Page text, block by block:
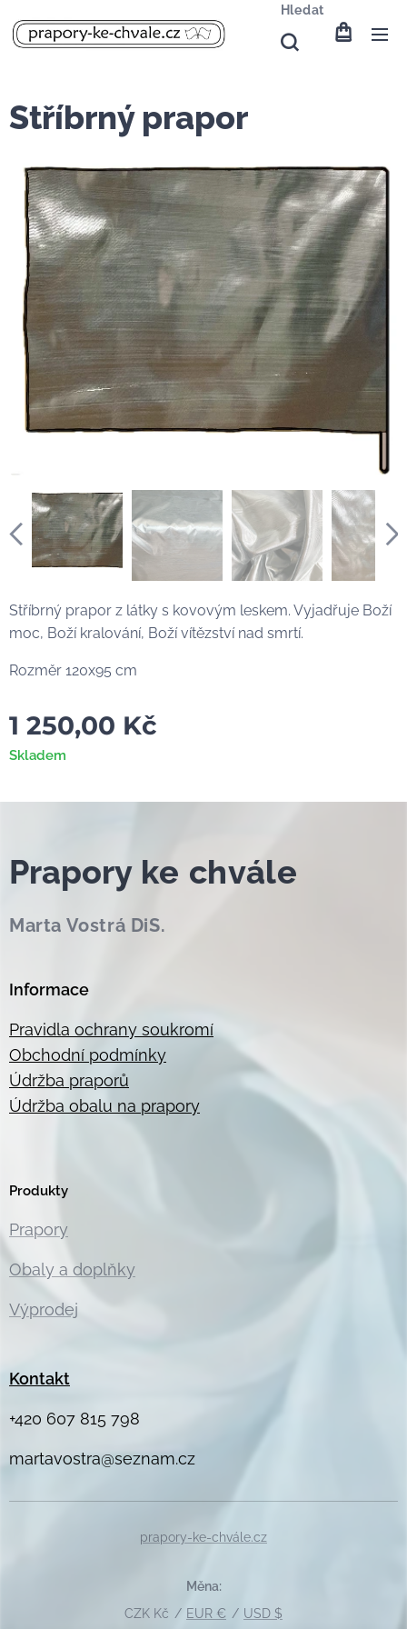
Hledat
Stříbrný prapor
Stříbrný prapor z látky s kovovým leskem. Vyjadřuje Boží
moc, Boží kralování, Boží vítězství nad smrtí.
Rozměr 120x95 cm
1 250,00 Kč
Skladem
Prapory ke chvále
Marta Vostrá DiS.
Informace
Pravidla ochrany soukromí
Obchodní podmínky
Údržba praporů
Údržba obalu na prapory
Produkty
Prapory
Obaly a doplňky
Výprodej
Kontakt
+420 607 815 798
martavostra@seznam.cz
prapory-ke-chvále.cz
Měna
CZK Kč
EUR € USD $